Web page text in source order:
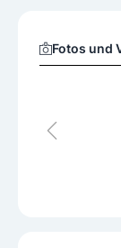
Fotos und